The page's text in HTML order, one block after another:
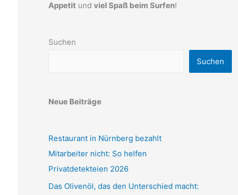
Appetit und viel Spaß beim Surfen!
Suchen
Suchen
Neue Beiträge
Restaurant in Nürnberg bezahlt
Mitarbeiter nicht: So helfen
Privatdetekteien 2026
Das Olivenöl, das den Unterschied macht: